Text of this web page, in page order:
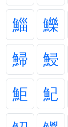
鯔
鱳
鯞
鮼
鮔
魢